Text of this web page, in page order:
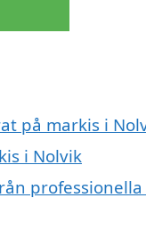
på markis i
i Nolvik